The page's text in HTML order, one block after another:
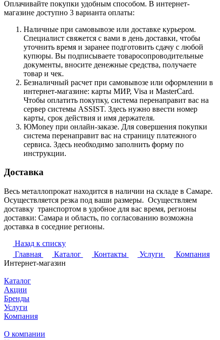
Оплачивайте покупки удобным способом. В интернет-
магазине доступно 3 варианта оплаты:
Наличные при самовывозе или доставке курьером.
Специалист свяжется с вами в день доставки, чтобы
уточнить время и заранее подготовить сдачу с любой
купюры. Вы подписываете товаросопроводительные
документы, вносите денежные средства, получаете
товар и чек.
Безналичный расчет при самовывозе или оформлении в
интернет-магазине: карты МИР, Visa и MasterCard.
Чтобы оплатить покупку, система перенаправит вас на
сервер системы ASSIST. Здесь нужно ввести номер
карты, срок действия и имя держателя.
ЮMoney при онлайн-заказе. Для совершения покупки
система перенаправит вас на страницу платежного
сервиса. Здесь необходимо заполнить форму по
инструкции.
Доставка
Весь металлопрокат находится в наличии на складе в Самаре.
Осуществляется резка под ваши размеры. Осуществляем
доставку транспортом в удобное для вас время, регионы
доставки: Самара и область, по согласованию возможна
доставка в соседние регионы.
Назад к списку
Главная
Каталог Контакты Услуги
Компания
Интернет-магазин
Каталог
Акции
Бренды
Услуги
Компания
О компании